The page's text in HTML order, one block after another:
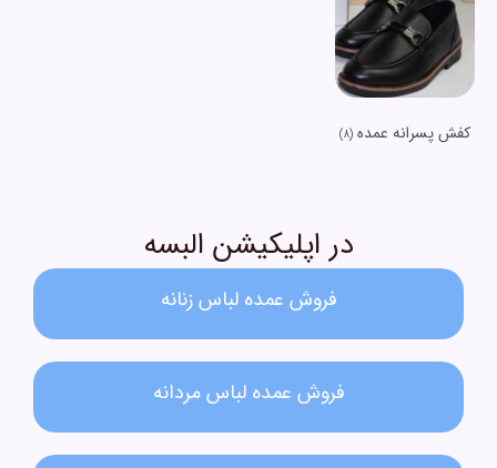
کفش پسرانه عمده (8)
در اپلیکیشن البسه
فروش عمده لباس زنانه​
فروش عمده لباس مردانه​